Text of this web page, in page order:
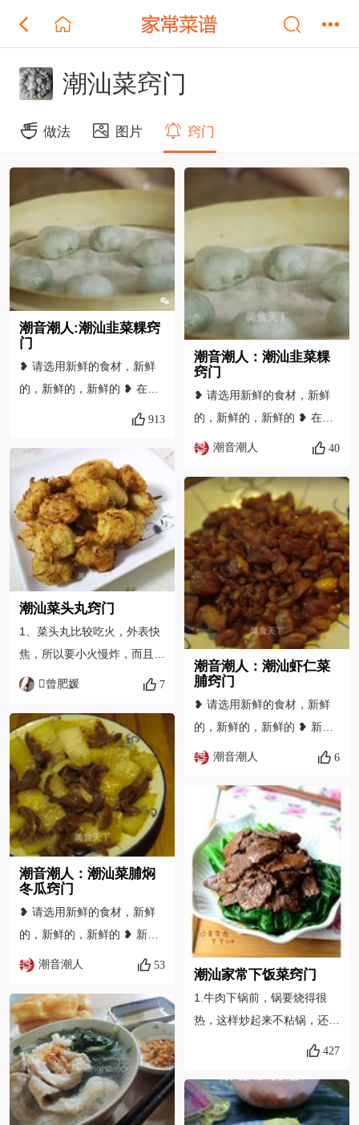
潮汕菜窍门
做法 图片 窍门
潮音潮人:潮汕韭菜粿窍
门
❥ 请选用新鲜的食材，新鲜
的，新鲜的，新鲜的 ❥ 在韭
菜中放入适量的生粉，可以吸
么容易散开 ❥ 生粉水浓度要
掌握的刚好喔！太稀皮容易
破，太稠做出来的皮会很韧，
口感不好 ❥ 包的过程中生粉
会粘手，可以边撒生粉
913
潮汕菜头丸窍门
1、菜头丸比较吃火，外表快
焦，所以要小火慢炸，而且丸
子造型不能太大以保证中间熟
子，防止粘连。边炸边捞，先
熟先捞，防止炸焦。 3、油锅
油位太浅的话炸出来的丸子会
变成扁饼状。想做省油版的话
可以摊平后煎成小饼状。
曾肥媛 7
潮音潮人：潮汕菜脯焖
冬瓜窍门
❥ 请选用新鲜的食材，新鲜
的，新鲜的，新鲜的 ❥ 新老
菜脯均可用，根据个人喜爱的
值全面，不仅含有蛋白质，还
含有人体需要的大部分维生素
与矿物质。 ❥ 口味偏淡者，
盐可放少许 ❥ 如想查看更多
美食教学视频，请到公众号获
取
潮音潮人 53
潮音潮人：潮汕韭菜粿
窍门
❥ 请选用新鲜的食材，新鲜
的，新鲜的，新鲜的 ❥ 在韭
菜中放入适量的生粉，可以吸
么容易散开 ❥ 生粉水浓度要
掌握的刚好喔！太稀皮容易
破，太稠做出来的皮会很韧，
口感不好 ❥ 包的过程中生粉
会粘手，可以边撒生粉 ❥ 如
想查看更多美食教学视频，请
到公众号获取
潮音潮人 40
潮音潮人：潮汕虾仁菜
脯窍门
❥ 请选用新鲜的食材，新鲜
的，新鲜的，新鲜的 ❥ 新老
菜脯均可用，根据个人喜爱的
者，盐和生抽可不用放 ❥ 喜
欢吃姜丝的朋友们，可加少许
姜丝，更加美味 ❥ 如想查看
更多美食教学视频，请到公众
号获取
潮音潮人 6
潮汕家常下饭菜窍门
1.牛肉下锅前，锅要烧得很
热，这样炒起来不粘锅，还利
于锁住牛肉汁；2.牛肉放入锅
待接触锅的一面变色后，再翻
另一面；3.腌制牛肉可按喜好
427